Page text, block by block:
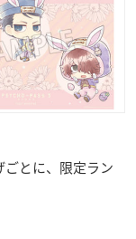
とに、限定ラン